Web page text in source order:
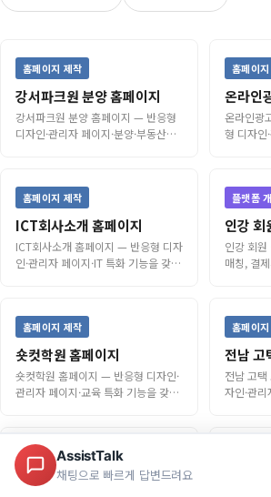
홈페이지 제작
강서파크원 분양 홈페이지
강서파크원 분양 홈페이지 — 반응형
디자인·관리자 페이지·분양·부동산
홈페이
온라인
온라인광
형 디자인
홈페이지 제작
ICT회사소개 홈페이지
ICT회사소개 홈페이지 — 반응형 디자
인·관리자 페이지·IT 특화 기능을 갖
플랫폼
인강 회
인강 회
매칭, 결
홈페이지 제작
숏컷학원 홈페이지
숏컷학원 홈페이지 — 반응형 디자인·
관리자 페이지·교육 특화 기능을 갖춘
홈페이
전남 고
전남 고
자인·관리
기능을
홈페이지 제작
전남 관광기업 소개 홈페이지